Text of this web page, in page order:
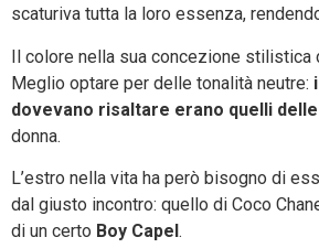
scaturiva tutta la loro essenza,
Il colore nella sua concezione stilistica
Meglio optare per delle tonalità neutre:
dovevano risaltare erano quelli
donna.
L’estro nella vita ha però bisogno di
dal giusto incontro: quello di Coco
di un certo Boy Capel.